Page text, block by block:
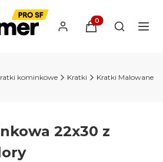
Produkty w
Otwórz
kominkowe Kratki Kratki Malowane
22x30 z